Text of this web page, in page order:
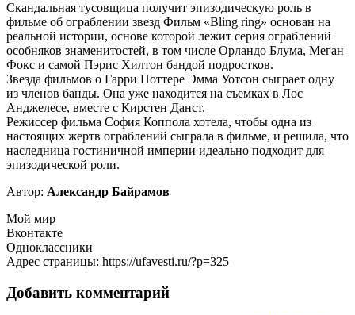
Скандальная тусовщица получит эпизодическую роль в
фильме об ограблении звезд Фильм «Bling ring» основан на
реальной истории, основе которой лежит серия ограблений
особняков знаменитостей, в том числе Орландо Блума, Меган
Фокс и самой Пэрис Хилтон бандой подростков.
Звезда фильмов о Гарри Поттере Эмма Уотсон сыграет одну
из членов банды. Она уже находится на съемках в Лос
Анджелесе, вместе с Кирстен Данст.
Режиссер фильма София Коппола хотела, чтобы одна из
настоящих жертв ограблений сыграла в фильме, и решила, что
наследница гостиничной империи идеально подходит для
эпизодической роли.
Автор: Александр Байрамов
Мой мир
Вконтакте
Одноклассники
Адрес страницы: https://ufavesti.ru/?p=325
Добавить комментарий